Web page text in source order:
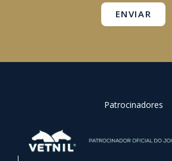
ENVIAR
Patrocinadores